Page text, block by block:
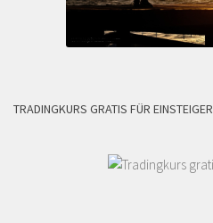
TRADINGKURS GRATIS FÜR EINSTEIGER